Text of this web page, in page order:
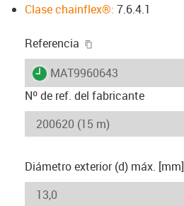
Clase chainflex®: 7.6.4.1
Referencia
igus-icon-lieferzeit
MAT9960643
Nº de ref. del fabricante
Diámetro exterior (d) máx. [mm]